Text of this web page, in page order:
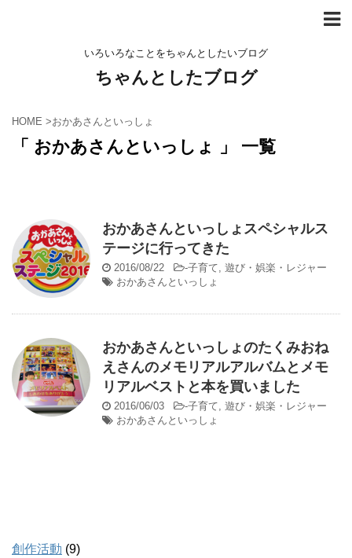
いろいろなことをちゃんとしたいブログ
ちゃんとしたブログ
HOME >おかあさんといっしょ
「 おかあさんといっしょ 」 一覧
おかあさんといっしょスペシャルス
テージに行ってきた
2016/08/22 -子育て, 遊び・娯楽・レジャー
おかあさんといっしょ
おかあさんといっしょのたくみおね
えさんのメモリアルアルバムとメモ
リアルベストと本を買いました
2016/06/03 -子育て, 遊び・娯楽・レジャー
おかあさんといっしょ
創作活動 (9)